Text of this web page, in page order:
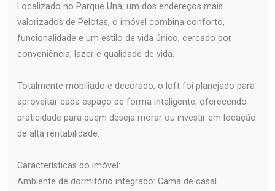
Localizado no Parque Una, um dos endereços mais
valorizados de Pelotas, o imóvel combina conforto,
funcionalidade e um estilo de vida único, cercado por
conveniência, lazer e qualidade de vida.
Totalmente mobiliado e decorado, o loft foi planejado para
aproveitar cada espaço de forma inteligente, oferecendo
praticidade para quem deseja morar ou investir em locação
de alta rentabilidade.
Características do imóvel:
Ambiente de dormitório integrado: Cama de casal.